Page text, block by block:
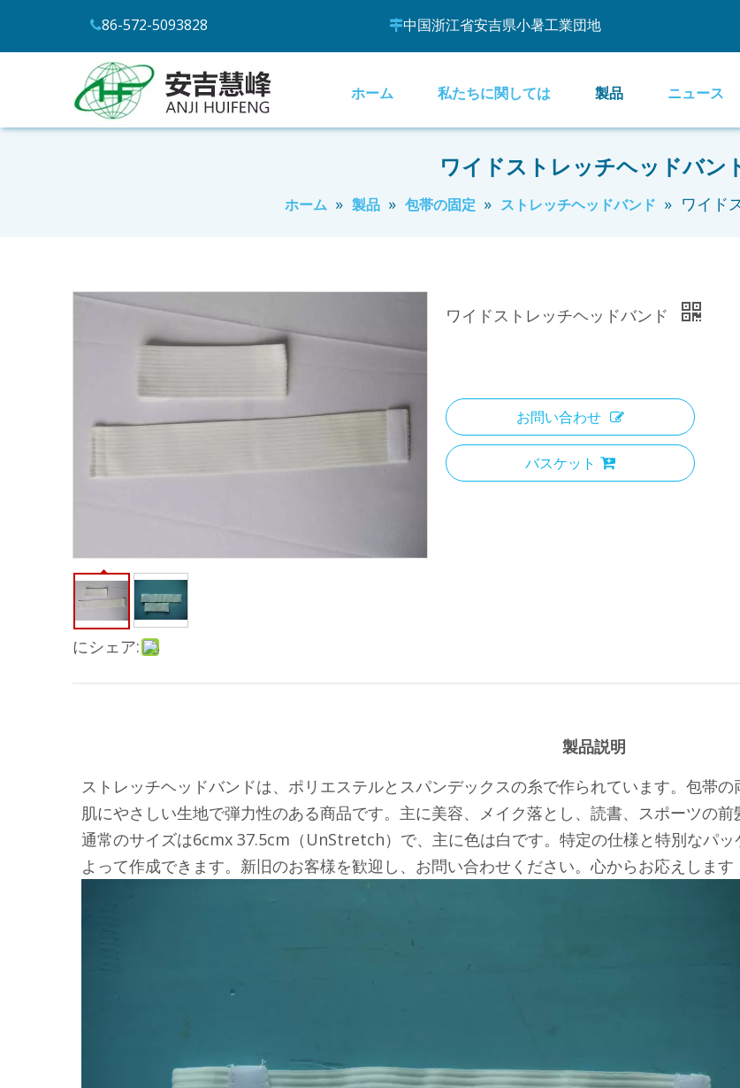
86-572-5093828 中国浙江省安吉県小暑工業団地
ホーム 私たちに関しては 製品 ニュース
ワイドストレッチヘッドバン
ホーム » 製品 » 包帯の固定 » ストレッチヘッドバンド » ワイド
にシェア:
ワイドストレッチヘッドバンド
お問い合わせ
バスケット
製品説明
ストレッチヘッドバンドは、ポリエステルとスパンデックスの糸で作られています。包帯の
肌にやさしい生地で弾力性のある商品です。主に美容、メイク落とし、読書、スポーツの前
通常のサイズは6cmx 37.5cm（UnStretch）で、主に色は白です。特定の仕様と特別なパ
よって作成できます。新旧のお客様を歓迎し、お問い合わせください。心からお応えします